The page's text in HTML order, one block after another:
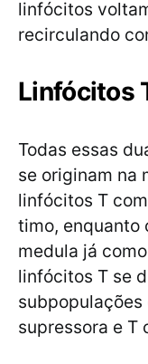
linfócitos
recirculando
Linfócitos
Todas essas
se originam na
linfócitos T
timo, enquanto
medula já
linfócitos T se
subpopulações
supressora e T